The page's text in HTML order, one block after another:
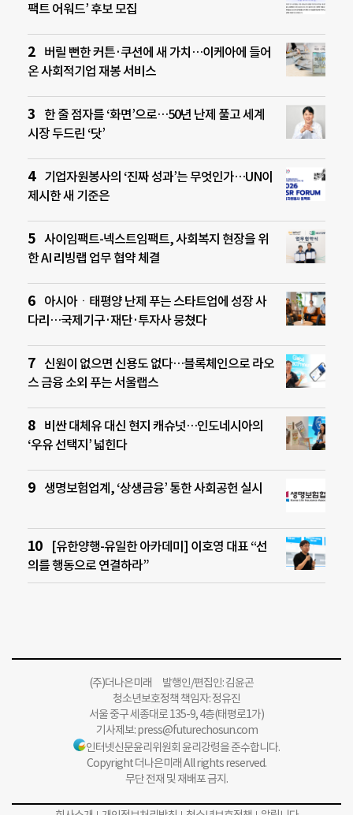
팩트 어워드’ 후보 모집
버릴 뻔한 커튼·쿠션에 새 가치…이케아에 들어
온 사회적기업 재봉 서비스
한 줄 점자를 ‘화면’으로…50년 난제 풀고 세계
시장 두드린 ‘닷’
기업자원봉사의 ‘진짜 성과’는 무엇인가…UN이
제시한 새 기준은
사이임팩트-넥스트임팩트, 사회복지 현장을 위
한 AI 리빙랩 업무 협약 체결
아시아ㆍ태평양 난제 푸는 스타트업에 성장 사
다리…국제기구·재단·투자사 뭉쳤다
신원이 없으면 신용도 없다…블록체인으로 라오
스 금융 소외 푸는 서울랩스
비싼 대체유 대신 현지 캐슈넛…인도네시아의
‘우유 선택지’ 넓힌다
생명보험업계, ‘상생금융’ 통한 사회공헌 실시
[유한양행-유일한 아카데미] 이호영 대표 “선
의를 행동으로 연결하라”
(주)더나은미래 발행인/편집인: 김윤곤
청소년보호정책 책임자: 정유진
서울 중구 세종대로 135-9, 4층(태평로1가)
기사제보:press@futurechosun.com
인터넷신문윤리위원회 윤리강령을 준수합니다.
Copyright 더나은미래 All rights reserved.
무단 전재 및 재배포 금지.